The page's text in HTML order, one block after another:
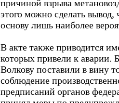
причиной взрыва
этого можно сделать вывод,
основу лишь наиболее
В акте также приводится
которых привели к аварии.
Волкову поставили в вину
соблюдение
предписаний органов